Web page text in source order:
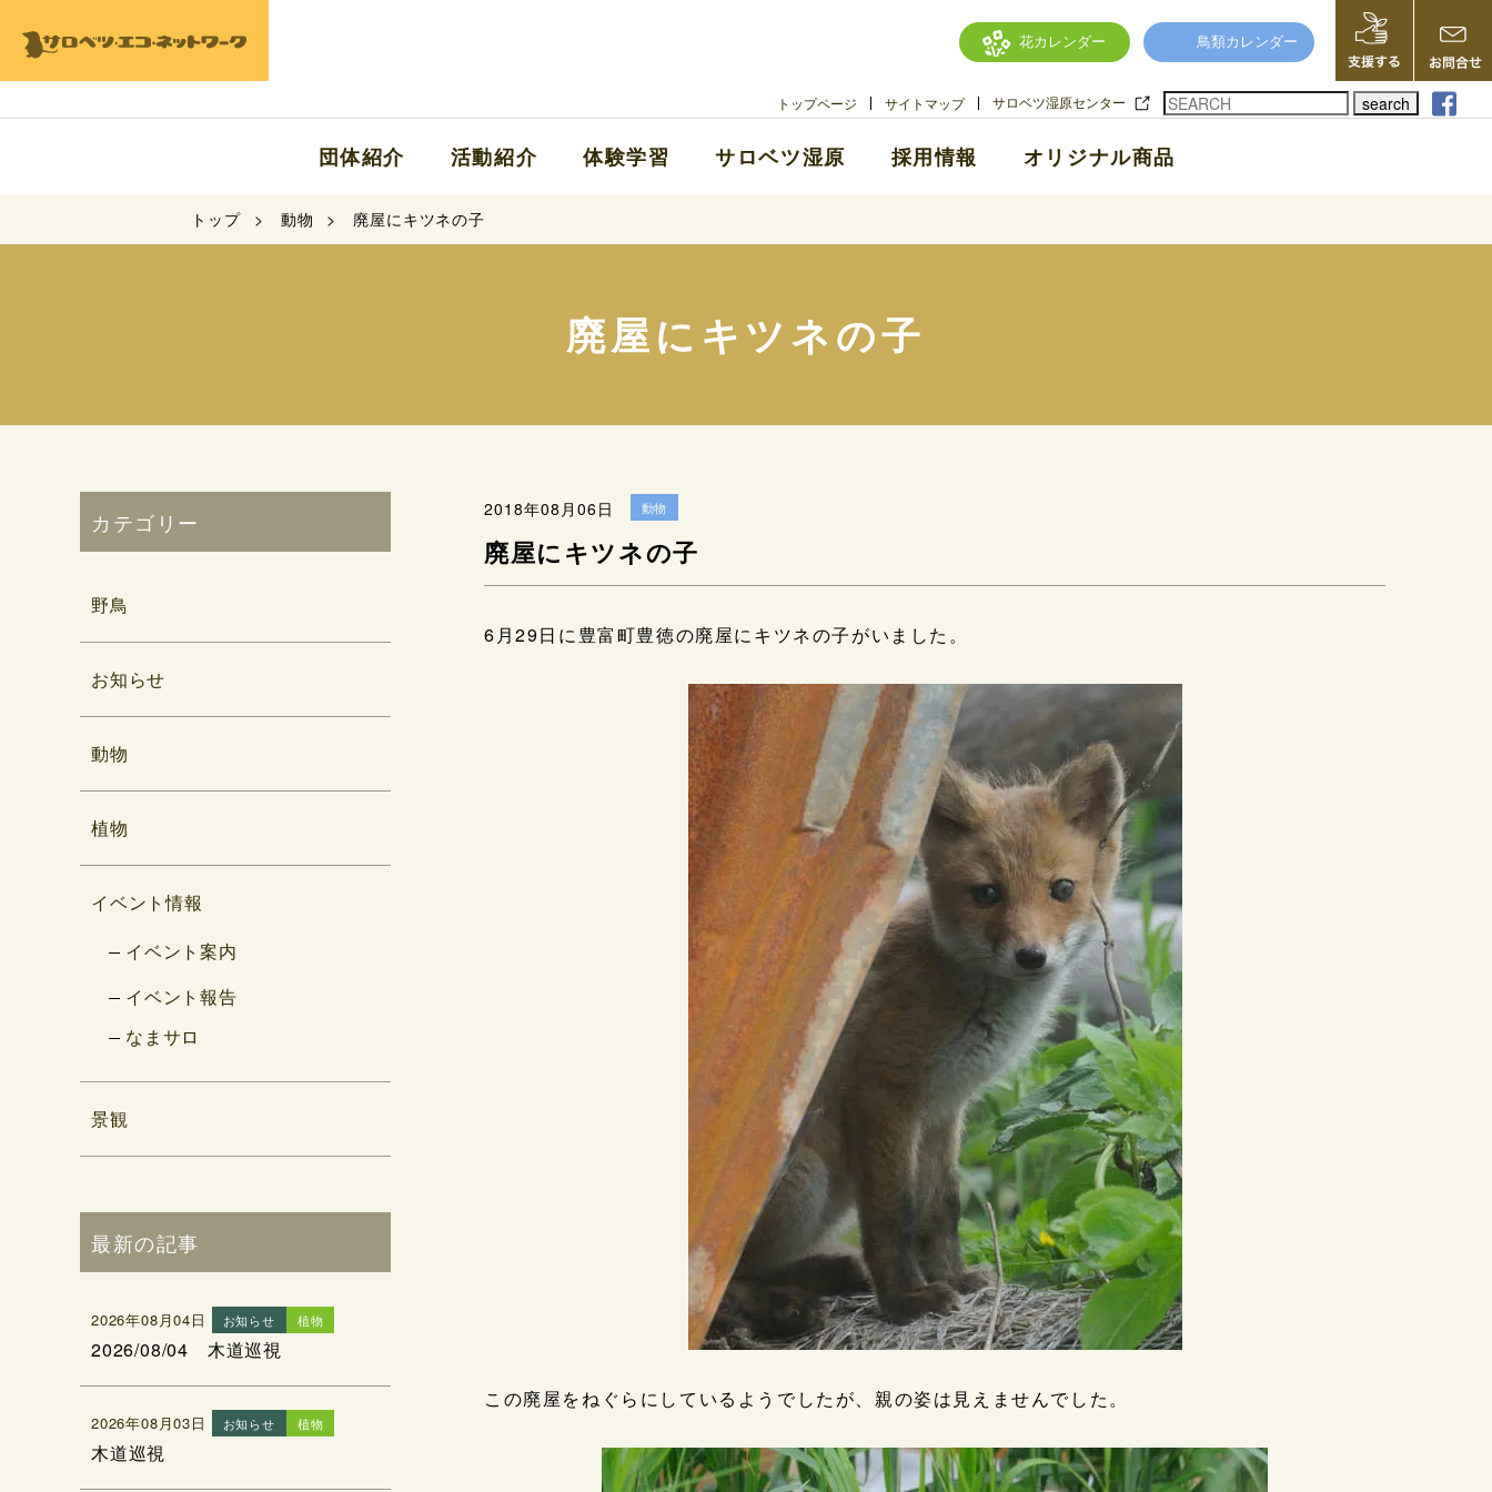
花カレンダー 鳥類カレンダー
トップページ サイトマップ サロベツ湿原センター search
団体紹介 活動紹介 体験学習 サロベツ湿原 採用情報 オリジナル商品
トップ 動物 廃屋にキツネの子
廃屋にキツネの子
2018年08月06日 動物
廃屋にキツネの子
6月29日に豊富町豊徳の廃屋にキツネの子がいました。
この廃屋をねぐらにしているようでしたが、親の姿は見えませんでした。
カテゴリー
野鳥
お知らせ
動物
植物
イベント情報
イベント案内
イベント報告
なまサロ
景観
最新の記事
2026年08月04日 お知らせ 植物
2026/08/04 木道巡視
2026年08月03日 お知らせ 植物
木道巡視